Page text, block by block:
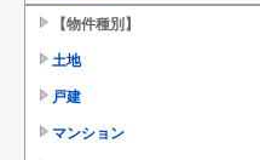
【物件種別】
土地
戸建
マンション